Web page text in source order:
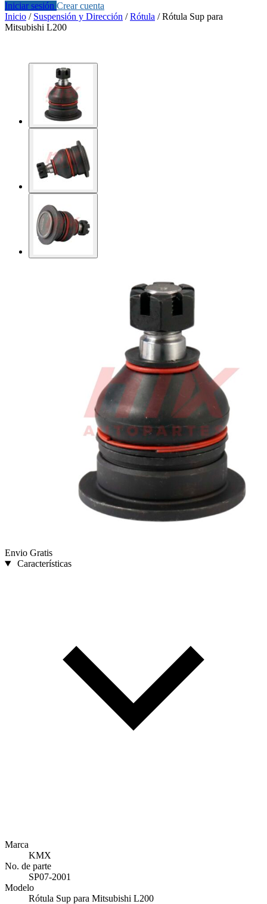
Iniciar sesión Crear cuenta
Inicio / Suspensión y Dirección /Rótula /Rótula Sup para
Mitsubishi L200
Envio Gratis
Características
Marca
KMX
No. de parte
SP07-2001
Modelo
Rótula Sup para Mitsubishi L200